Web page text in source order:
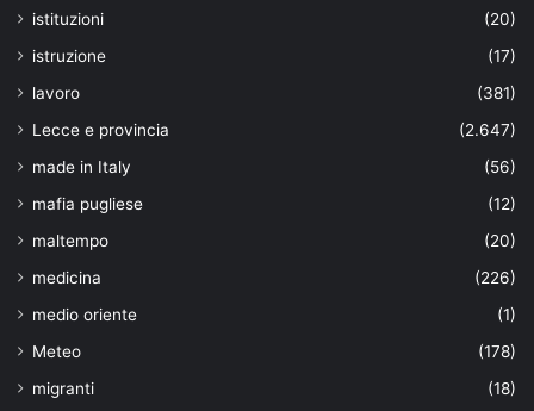
istituzioni
(20)
istruzione
(17)
lavoro
(381)
Lecce e provincia
(2.647)
made in Italy
(56)
mafia pugliese
(12)
maltempo
(20)
medicina
(226)
medio oriente
(1)
Meteo
(178)
migranti
(18)